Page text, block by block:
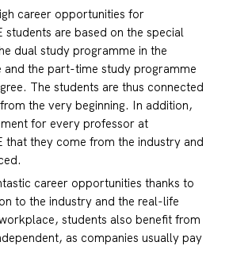
career opportunities for
students are based on the special
dual study programme in the
and the part-time study programme
The students are thus connected
the very beginning. In addition,
for every professor at
that they come from the industry and
career opportunities thanks to
to the industry and the real-life
students also benefit from
as companies usually pay